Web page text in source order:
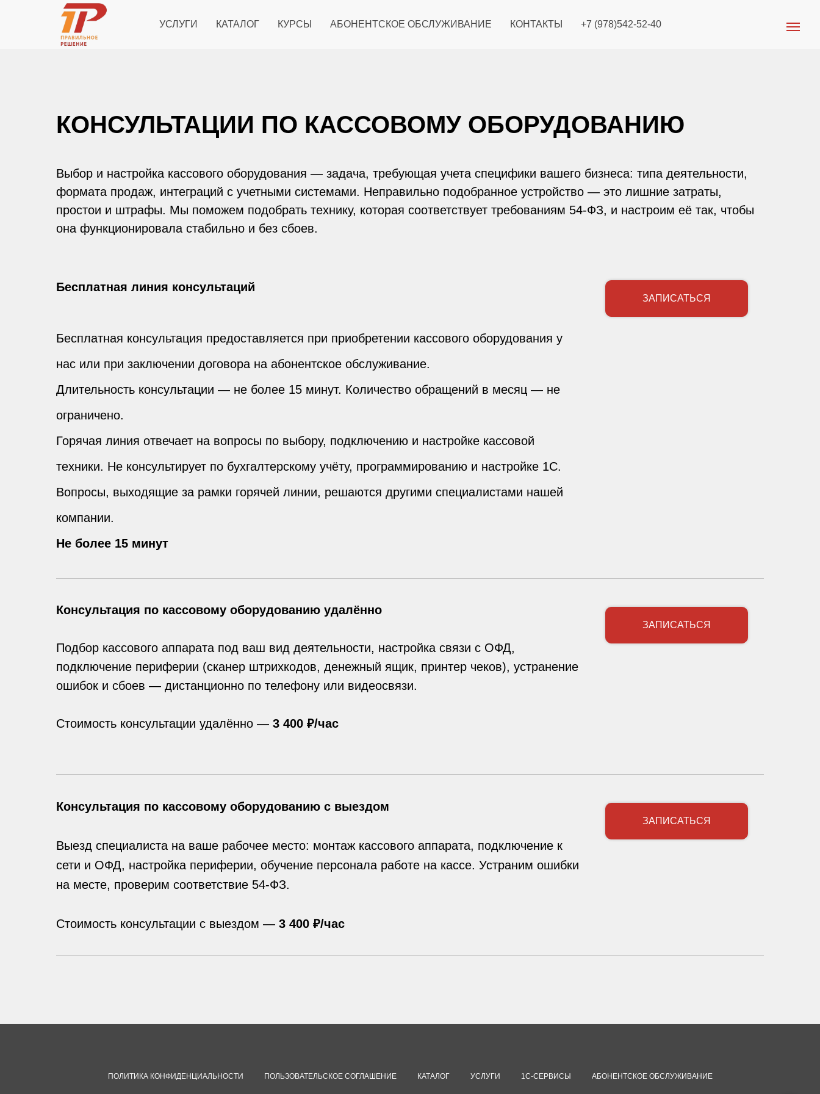
УСЛУГИ КАТАЛОГ КУРСЫ АБОНЕНТСКОЕ ОБСЛУЖИВАНИЕ КОНТАКТЫ +7 (978)542-52-40
КОНСУЛЬТАЦИИ ПО КАССОВОМУ ОБОРУДОВАНИЮ
Выбор и настройка кассового оборудования — задача, требующая учета специфики вашего бизнеса: типа деятельности,
формата продаж, интеграций с учетными системами. Неправильно подобранное устройство — это лишние затраты,
простои и штрафы. Мы поможем подобрать технику, которая соответствует требованиям 54-ФЗ, и настроим её так, чтобы
она функционировала стабильно и без сбоев.
Бесплатная линия консультаций
Бесплатная консультация предоставляется при приобретении кассового оборудования у
нас или при заключении договора на абонентское обслуживание.
Длительность консультации — не более 15 минут. Количество обращений в месяц — не
ограничено.
Горячая линия отвечает на вопросы по выбору, подключению и настройке кассовой
техники. Не консультирует по бухгалтерскому учёту, программированию и настройке 1С.
Вопросы, выходящие за рамки горячей линии, решаются другими специалистами нашей
компании.
Не более 15 минут
ЗАПИСАТЬСЯ
Консультация по кассовому оборудованию удалённо
Подбор кассового аппарата под ваш вид деятельности, настройка связи с ОФД,
подключение периферии (сканер штрихкодов, денежный ящик, принтер чеков), устранение
ошибок и сбоев — дистанционно по телефону или видеосвязи.
Стоимость консультации удалённо — 3 400 ₽/час
ЗАПИСАТЬСЯ
Консультация по кассовому оборудованию с выездом
Выезд специалиста на ваше рабочее место: монтаж кассового аппарата, подключение к
сети и ОФД, настройка периферии, обучение персонала работе на кассе. Устраним ошибки
на месте, проверим соответствие 54-ФЗ.
Стоимость консультации с выездом — 3 400 ₽/час
ЗАПИСАТЬСЯ
ПОЛИТИКА КОНФИДЕНЦИАЛЬНОСТИ ПОЛЬЗОВАТЕЛЬСКОЕ СОГЛАШЕНИЕ КАТАЛОГ УСЛУГИ 1С-СЕРВИСЫ АБОНЕНТСКОЕ ОБСЛУЖИВАНИЕ